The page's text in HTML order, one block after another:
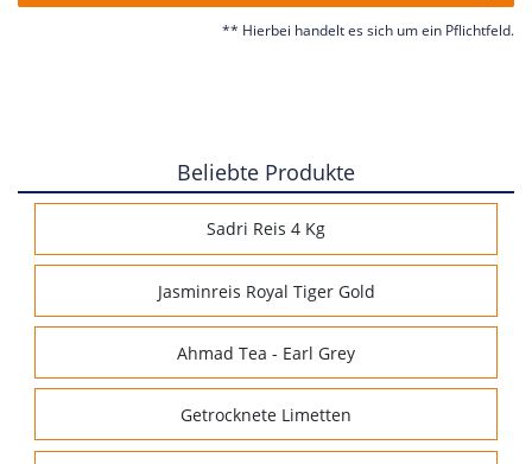
** Hierbei handelt es sich um ein Pflichtfeld.
Beliebte Produkte
Sadri Reis 4 Kg
Jasminreis Royal Tiger Gold
Ahmad Tea - Earl Grey
Getrocknete Limetten